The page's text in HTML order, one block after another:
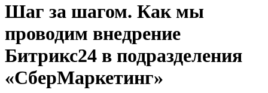
Шаг за шагом. Как мы
проводим внедрение
Битрикс24 в подразделения
«СберМаркетинг»